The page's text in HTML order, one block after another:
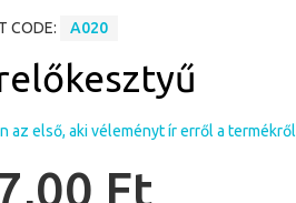
CODE: A020
az első, aki véleményt ír erről a termékről
Ft